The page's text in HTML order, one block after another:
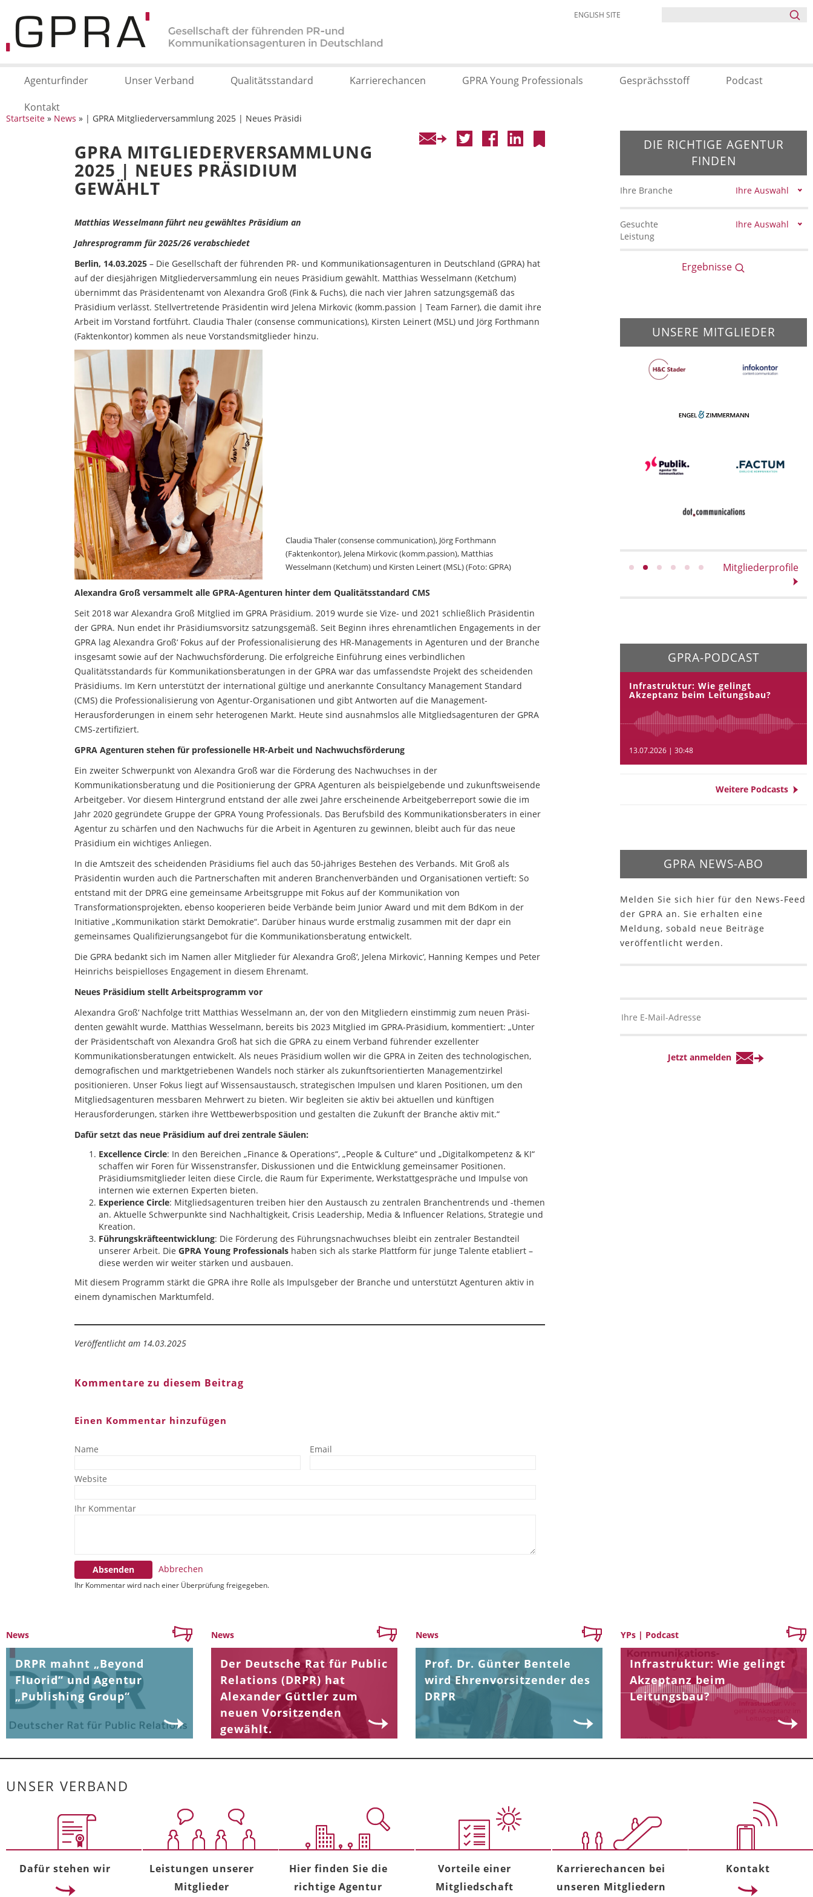
ENGLISH SITE
Agenturfinder Unser Verband Qualitätsstandard Karrierechancen GPRA Young Professionals Gesprächsstoff
Podcast
Kontakt
Startseite » News » | GPRA Mitgliederversammlung 2025 | Neues Präsidi
GPRA MITGLIEDERVERSAMMLUNG
2025 | NEUES PRÄSIDIUM
GEWÄHLT
Matthias Wesselmann führt neu gewähltes Präsidium an
Jahresprogramm für 2025/26 verabschiedet
Berlin, 14.03.2025– Die Gesellschaft der führenden PR- und Kommunikations­agenturen in Deutschland (GPRA) hat
auf der diesjährigen Mitgliederversammlung ein neues Präsidium gewählt. Matthias Wesselmann (Ketchum)
übernimmt das Präsidentenamt von Alexandra Groß (Fink & Fuchs), die nach vier Jahren satzungsgemäß das
Präsidium verlässt. Stellvertre­tende Präsidentin wird Jelena Mirkovic (komm.passion | Team Farner), die damit ihre
Arbeit im Vorstand fortführt. Claudia Thaler (consense communications), Kirsten Leinert (MSL) und Jörg Forthmann
(Faktenkontor) kommen als neue Vorstandsmitglieder hinzu.
Claudia Thaler (consense communication), Jörg Forthmann
(Faktenkontor), Jelena Mirkovic (komm.passion), Matthias
Wesselmann (Ketchum) und Kirsten Leinert (MSL) (Foto: GPRA)
Alexandra Groß versammelt alle GPRA-Agenturen hinter dem Qualitätsstandard CMS
Seit 2018 war Alexandra Groß Mitglied im GPRA Präsidium. 2019 wurde sie Vize- und 2021 schließlich Präsidentin
der GPRA. Nun endet ihr Präsidiumsvorsitz satzungsgemäß. Seit Beginn ihres ehrenamtlichen Engagements in der
GPRA lag Alexandra Groß‘ Fokus auf der Professionalisierung des HR-Managements in Agenturen und der Branche
insgesamt sowie auf der Nachwuchsförderung. Die erfolgreiche Einführung eines verbindlichen
Qualitätsstandards für Kommunikationsberatungen in der GPRA war das umfassendste Projekt des scheidenden
Präsidiums. Im Kern unterstützt der international gültige und anerkannte Consultancy Management Standard
(CMS) die Professionalisierung von Agentur-Organisationen und gibt Antworten auf die Management-
Herausforderungen in einem sehr heterogenen Markt. Heute sind ausnahmslos alle Mitgliedsagenturen der GPRA
CMS-zertifiziert.
GPRA Agenturen stehen für professionelle HR-Arbeit und Nachwuchsförderung
Ein zweiter Schwerpunkt von Alexandra Groß war die Förderung des Nachwuchses in der
Kommunikationsberatung und die Positionierung der GPRA Agenturen als beispielgebende und zukunftsweisende
Arbeitgeber. Vor diesem Hintergrund entstand der alle zwei Jahre erscheinende Arbeitgeberreport sowie die im
Jahr 2020 gegründete Gruppe der GPRA Young Professionals. Das Berufsbild des Kommunikationsberaters in einer
Agentur zu schärfen und den Nachwuchs für die Arbeit in Agenturen zu gewinnen, bleibt auch für das neue
Präsidium ein wichtiges Anliegen.
In die Amtszeit des scheidenden Präsidiums fiel auch das 50-jähriges Bestehen des Verbands. Mit Groß als
Präsidentin wurden auch die Partnerschaften mit anderen Branchenverbänden und Organisationen vertieft: So
entstand mit der DPRG eine gemeinsame Arbeitsgruppe mit Fokus auf der Kommunikation von
Transformationsprojekten, ebenso kooperieren beide Verbände beim Junior Award und mit dem BdKom in der
Initiative „Kommunikation stärkt Demokratie“. Darüber hinaus wurde erstmalig zusammen mit der dapr ein
gemeinsames Qualifizierungsangebot für die Kommunikationsberatung entwickelt.
Die GPRA bedankt sich im Namen aller Mitglieder für Alexandra Groß‘, Jelena Mirkovic‘, Hanning Kempes und Peter
Heinrichs beispielloses Engagement in diesem Ehrenamt.
Neues Präsidium stellt Arbeitsprogramm vor
Alexandra Groß‘ Nachfolge tritt Matthias Wesselmann an, der von den Mitgliedern einstimmig zum neuen Präsi­
denten gewählt wurde. Matthias Wesselmann, bereits bis 2023 Mitglied im GPRA-Präsidium, kommentiert: „Unter
der Präsidentschaft von Alexandra Groß hat sich die GPRA zu einem Verband führender exzellenter
Kommunikationsberatungen entwickelt. Als neues Präsidium wollen wir die GPRA in Zeiten des technologischen,
demografischen und marktgetriebenen Wandels noch stärker als zukunftsorientierten Managementzirkel
positionieren. Unser Fokus liegt auf Wissensaustausch, strategischen Impulsen und klaren Positionen, um den
Mitgliedsagenturen messbaren Mehrwert zu bieten. Wir begleiten sie aktiv bei aktuellen und künftigen
Herausforderungen, stärken ihre Wettbewerbsposition und gestalten die Zukunft der Branche aktiv mit.“
Dafür setzt das neue Präsidium auf drei zentrale Säulen:
Excellence Circle: In den Bereichen „Finance & Operations“, „People & Culture“ und „Digitalkompetenz & KI“
schaffen wir Foren für Wissenstransfer, Diskussionen und die Entwicklung gemeinsamer Positionen.
Präsidiumsmitglieder leiten diese Circle, die Raum für Experimente, Werkstattgespräche und Impulse von
internen wie externen Experten bieten.
Experience Circle: Mitgliedsagenturen treiben hier den Austausch zu zentralen Branchentrends und -themen
an. Aktuelle Schwerpunkte sind Nachhaltigkeit, Crisis Leadership, Media & Influencer Relations, Strategie und
Kreation.
Führungskräfteentwicklung: Die Förderung des Führungsnachwuchses bleibt ein zentraler Bestandteil
unserer Arbeit. Die GPRA Young Professionalshaben sich als starke Plattform für junge Talente etabliert –
diese werden wir weiter stärken und ausbauen.
Mit diesem Programm stärkt die GPRA ihre Rolle als Impulsgeber der Branche und unterstützt Agenturen aktiv in
einem dynamischen Marktumfeld.
Veröffentlicht am 14.03.2025
Kommentare zu diesem Beitrag
Einen Kommentar hinzufügen
Name Email
Website
Ihr Kommentar
Absenden Abbrechen
Ihr Kommentar wird nach einer Überprüfung freigegeben.
DIE RICHTIGE AGENTUR
FINDEN
Ihre Branche Ihre Auswahl
Gesuchte
Leistung
Ihre Auswahl
Ergebnisse
UNSERE MITGLIEDER
Mitgliederprofile
GPRA-PODCAST
Infrastruktur: Wie gelingt
Akzeptanz beim Leitungsbau?
13.07.2026 | 30:48
Weitere Podcasts
GPRA NEWS-ABO
Melden Sie sich hier für den News-Feed
der GPRA an. Sie erhalten eine
Meldung, sobald neue Beiträge
veröffentlicht werden.
News
DRPR mahnt „Beyond
Fluorid“ und Agentur
„Publishing Group“
News
Der Deutsche Rat für Public
Relations (DRPR) hat
Alexander Güttler zum
neuen Vorsitzenden
gewählt.
News
Prof. Dr. Günter Bentele
wird Ehrenvorsitzender des
DRPR
YPs | Podcast
Infrastruktur: Wie gelingt
Akzeptanz beim
Leitungsbau?
UNSER VERBAND
Dafür stehen wir
Leistungen unserer
Mitglieder
Hier finden Sie die
richtige Agentur
Vorteile einer
Mitgliedschaft
Karrierechancen bei
unseren Mitgliedern
Kontakt